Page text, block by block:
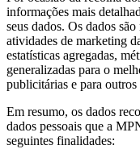
informações mais
seus dados. Os dados
atividades de marketing
estatísticas agregadas,
generalizadas para o
publicitárias e para
Em resumo, os dados
dados pessoais que a
seguintes finalidades: